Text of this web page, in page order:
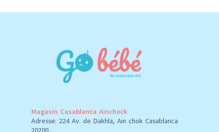
Magasin Casablanca Ainchock
Adresse: 224 Av. de Dakhla, Ain chok Casablanca